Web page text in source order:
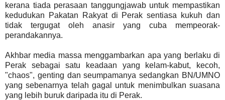
kerana tiada perasaan tanggungjawab untuk mempastikan
kedudukan Pakatan Rakyat di Perak sentiasa kukuh dan
tidak tergugat oleh anasir yang cuba mempeorak-
perandakannya.
Akhbar media massa menggambarkan apa yang berlaku di
Perak sebagai satu keadaan yang kelam-kabut, kecoh,
"chaos", genting dan seumpamanya sedangkan BN/UMNO
yang sebenarnya telah gagal untuk menimbulkan suasana
yang lebih buruk daripada itu di Perak.